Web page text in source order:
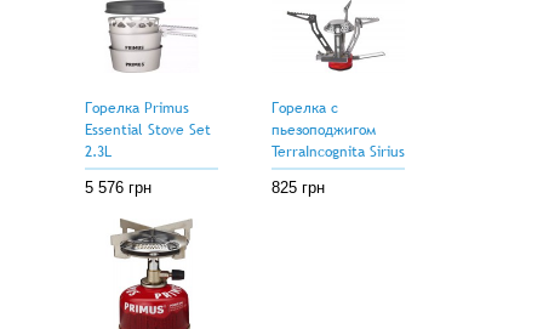
PrimeTech Stove
Set 1.3L
5 070 грн
Горелка Primus
Essential Stove Set
2.3L
5 576 грн
Горелка с
пьезоподжигом
TerraIncognita Sirius
825 грн